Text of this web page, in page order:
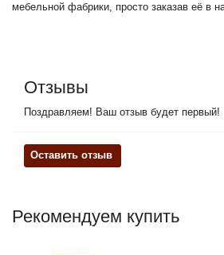
мебельной фабрики, просто заказав её в
Отзывы
Поздравляем! Ваш отзыв будет первый!
Оставить отзыв
Рекомендуем купить